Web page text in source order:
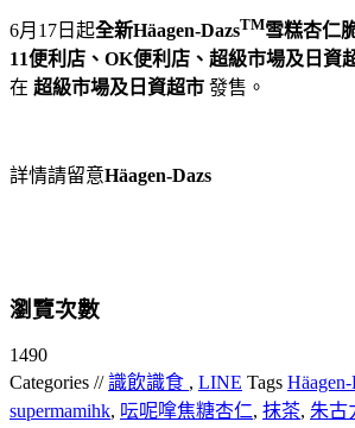
6月 1 7 日起全新Häagen-DazsTM雪糕杏仁
11便利店、 OK便利店、超級市場及日資
在 超級市場及日資超市 發售。
詳情請留意Häagen-Dazs
瀏覽次數
1490
Categories //識飲識食 , LINE Tags
supermamihk, 呍呢嗱焦糖杏仁, 抹茶, 朱古